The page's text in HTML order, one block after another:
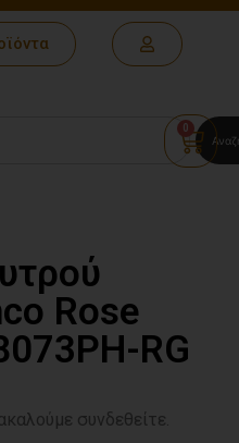
0
Rose
RG
συνδεθείτε.